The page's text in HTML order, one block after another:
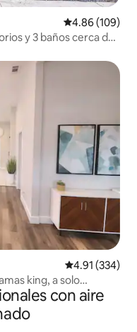
Calificación
4.86 (109)
y 3 baños cerca del
Calificación
4.91 (334)
king, a solo
con aire